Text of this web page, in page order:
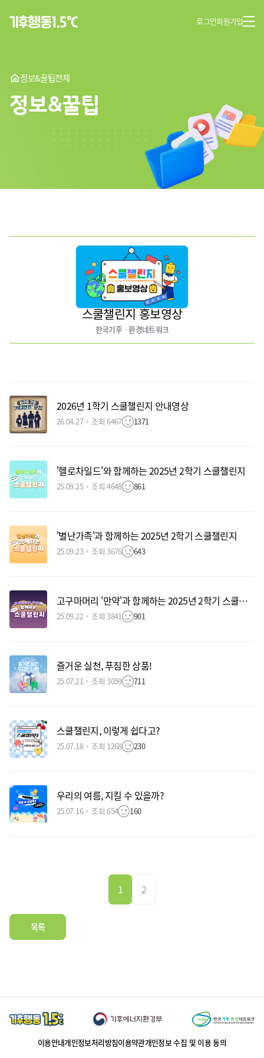
로그인회원가입
정보&꿀팁전체
정보&꿀팁
스쿨챌린지 홍보영상
한국기후ㆍ환경네트워크
2026년 1학기 스쿨챌린지 안내영상
26.04.27 조회 6467 1371
'헬로차일드'와 함께하는 2025년 2학기 스쿨챌린지
25.09.25 조회 4648 861
'별난가족'과 함께하는 2025년 2학기 스쿨챌린지
25.09.23 조회 3676 643
고구마머리 '만약'과 함께하는 2025년 2학기 스쿨챌린지
25.09.22 조회 3841 901
즐거운 실천, 푸짐한 상품!
25.07.21 조회 3059 711
스쿨챌린지, 이렇게 쉽다고?
25.07.18 조회 1268 230
우리의 여름, 지킬 수 있을까?
25.07.16 조회 654 160
1 2
목록
이용안내개인정보처리방침이용약관개인정보 수집 및 이용 동의